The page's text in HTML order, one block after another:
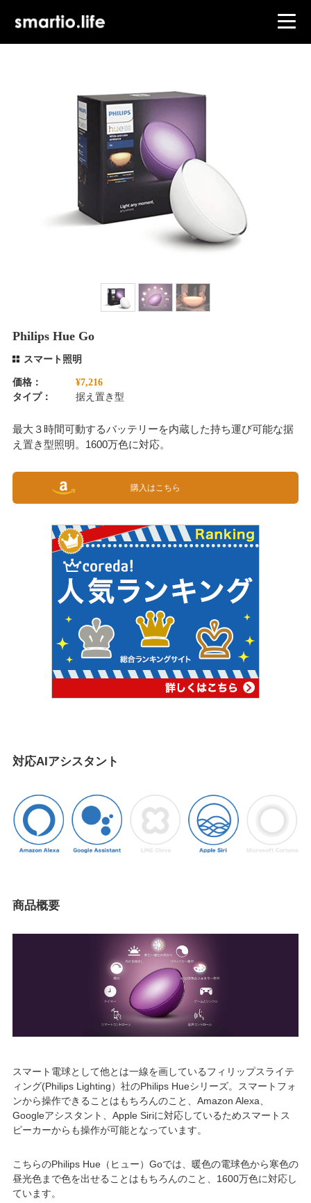
スマート照明
Philips Hue Go
価格： ¥7,216
タイプ： 据え置き型
最大３時間可動するバッテリーを内蔵した持ち運び可能な据
え置き型照明。1600万色に対応。
購入はこちら
対応AIアシスタント
商品概要
スマート電球として他とは一線を画しているフィリップスライテ
ィング(Philips Lighting）社のPhilips Hueシリーズ。スマートフォ
ンから操作できることはもちろんのこと、Amazon Alexa、
Googleアシスタント、Apple Siriに対応しているためスマートス
ピーカーからも操作が可能となっています。
こちらのPhilips Hue（ヒュー）Goでは、暖色の電球色から寒色の
昼光色まで色を出せることはもちろんのこと、1600万色に対応し
ています。